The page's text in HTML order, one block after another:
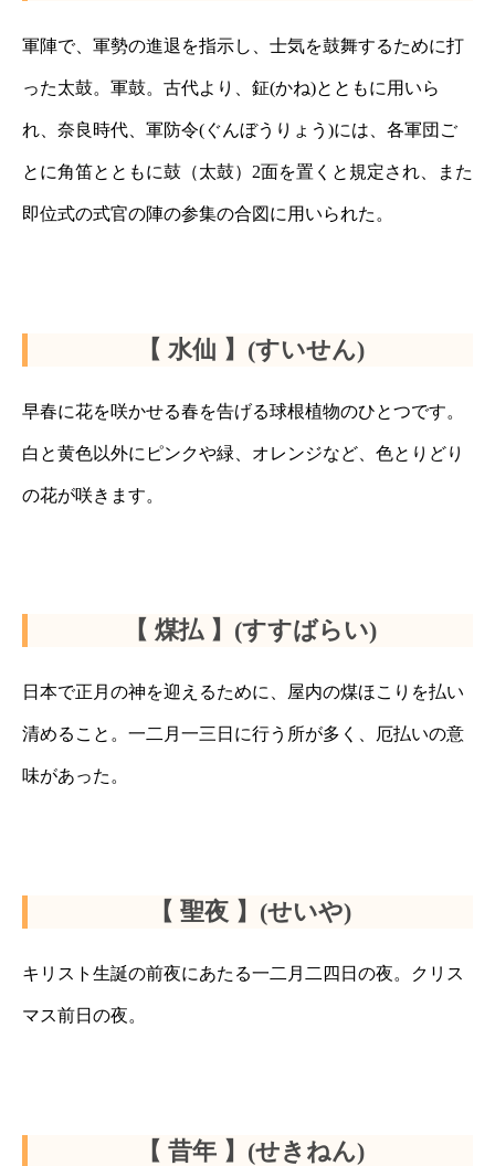
軍陣で、軍勢の進退を指示し、士気を鼓舞するために打
った太鼓。軍鼓。古代より、鉦(かね)とともに用いら
れ、奈良時代、軍防令(ぐんぼうりょう)には、各軍団ご
とに角笛とともに鼓（太鼓）2面を置くと規定され、また
即位式の式官の陣の参集の合図に用いられた。
【 水仙 】(すいせん)
早春に花を咲かせる春を告げる球根植物のひとつです。
白と黄色以外にピンクや緑、オレンジなど、色とりどり
の花が咲きます。
【 煤払 】(すすばらい)
日本で正月の神を迎えるために、屋内の煤ほこりを払い
清めること。一二月一三日に行う所が多く、厄払いの意
味があった。
【 聖夜 】(せいや)
キリスト生誕の前夜にあたる一二月二四日の夜。クリス
マス前日の夜。
【 昔年 】(せきねん)